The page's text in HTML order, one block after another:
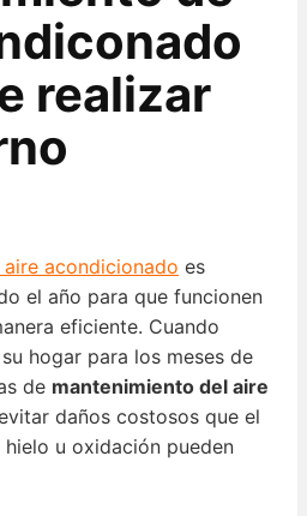
realizar
acondicionado es
el año para que funcionen
eficiente. Cuando
hogar para los meses de
de mantenimiento del aire
daños costosos que el
u oxidación pueden